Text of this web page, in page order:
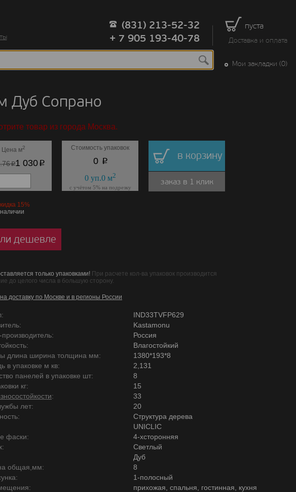
пуста
Доставка и оплата
(831) 213-52-32
+ 7 905 193-40-78
Мои закладки (0)
Дуб Сопрано
товар из города Москва.
Цена м2
p1 030p
Стоимость упаковок
0 p
0уп.0м2
с учётом 5% на подрезку
в корзину
заказ в 1 клик
15%
дешевле
только упаковками! При расчете кол-ва упаковок производится
до целого числа в большую сторону.
доставку по Москве и в регионы России
IND33TVFP629
Kastamonu
Россия
Влагостойкий
длина ширина толщина мм:
1380*193*8
в упаковке м кв:
2,131
панелей в упаковке шт:
8
кг:
15
:
33
лет:
20
Структура дерева
UNICLIC
фаски:
4-хсторонняя
Светлый
Дуб
общая,мм:
8
1-полосный
прихожая, спальня, гостинная, кухня